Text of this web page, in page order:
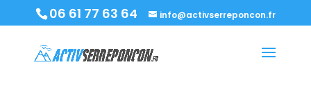
06 61 77 63 64 info@activserreponcon.fr